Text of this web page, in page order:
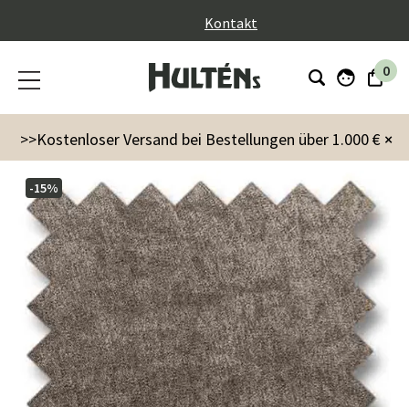
Kontakt
0
×
>>Kostenloser Versand bei Bestellungen über 1.000 €
Möbel Stafford 4-Sitz-Polsterung True Brown
-15%